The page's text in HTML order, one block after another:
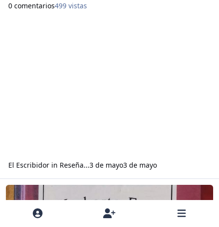
guiar con discernimiento al curioso que siente el impulso
0 comentarios499 vistas
El Escribidorin Reseña...3 de mayo3 de mayo
Read more about Reseña sobre “El nombre de La Rosa” de